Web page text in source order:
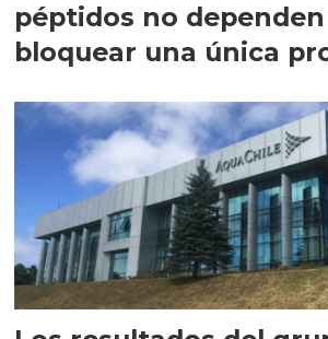
péptidos no
bloquear una única